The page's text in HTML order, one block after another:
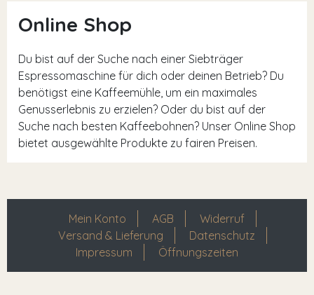
Online Shop
Du bist auf der Suche nach einer Siebträger
Espressomaschine für dich oder deinen Betrieb? Du
benötigst eine Kaffeemühle, um ein maximales
Genusserlebnis zu erzielen? Oder du bist auf der
Suche nach besten Kaffeebohnen? Unser Online Shop
bietet ausgewählte Produkte zu fairen Preisen.
Mein Konto AGB
Widerruf
Versand & Lieferung
Datenschutz
Impressum
Öffnungszeiten